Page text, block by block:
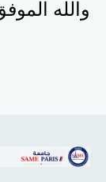
والله